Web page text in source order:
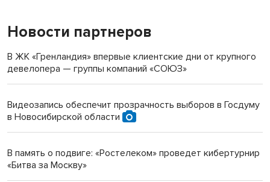
«Мы живём на пастбище!»: в новосибирском селе лошади
терроризируют жителей
Инвалид получил условный срок за избиение врачей
Новосибирский преподаватель с женой вошли в топ-16
Обновлённое отделение ВТБ открылось в Искитиме
Новости партнеров
В ЖК «Гренландия» впервые клиентские дни от крупного
девелопера — группы компаний «СОЮЗ»
Видеозапись обеспечит прозрачность выборов в Госдуму
в Новосибирской области
В память о подвиге: «Ростелеком» проведет кибертурнир
«Битва за Москву»